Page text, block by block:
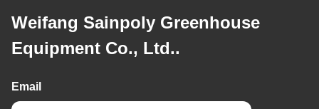
Weifang Sainpoly Greenhouse
Equipment Co., Ltd..
Email